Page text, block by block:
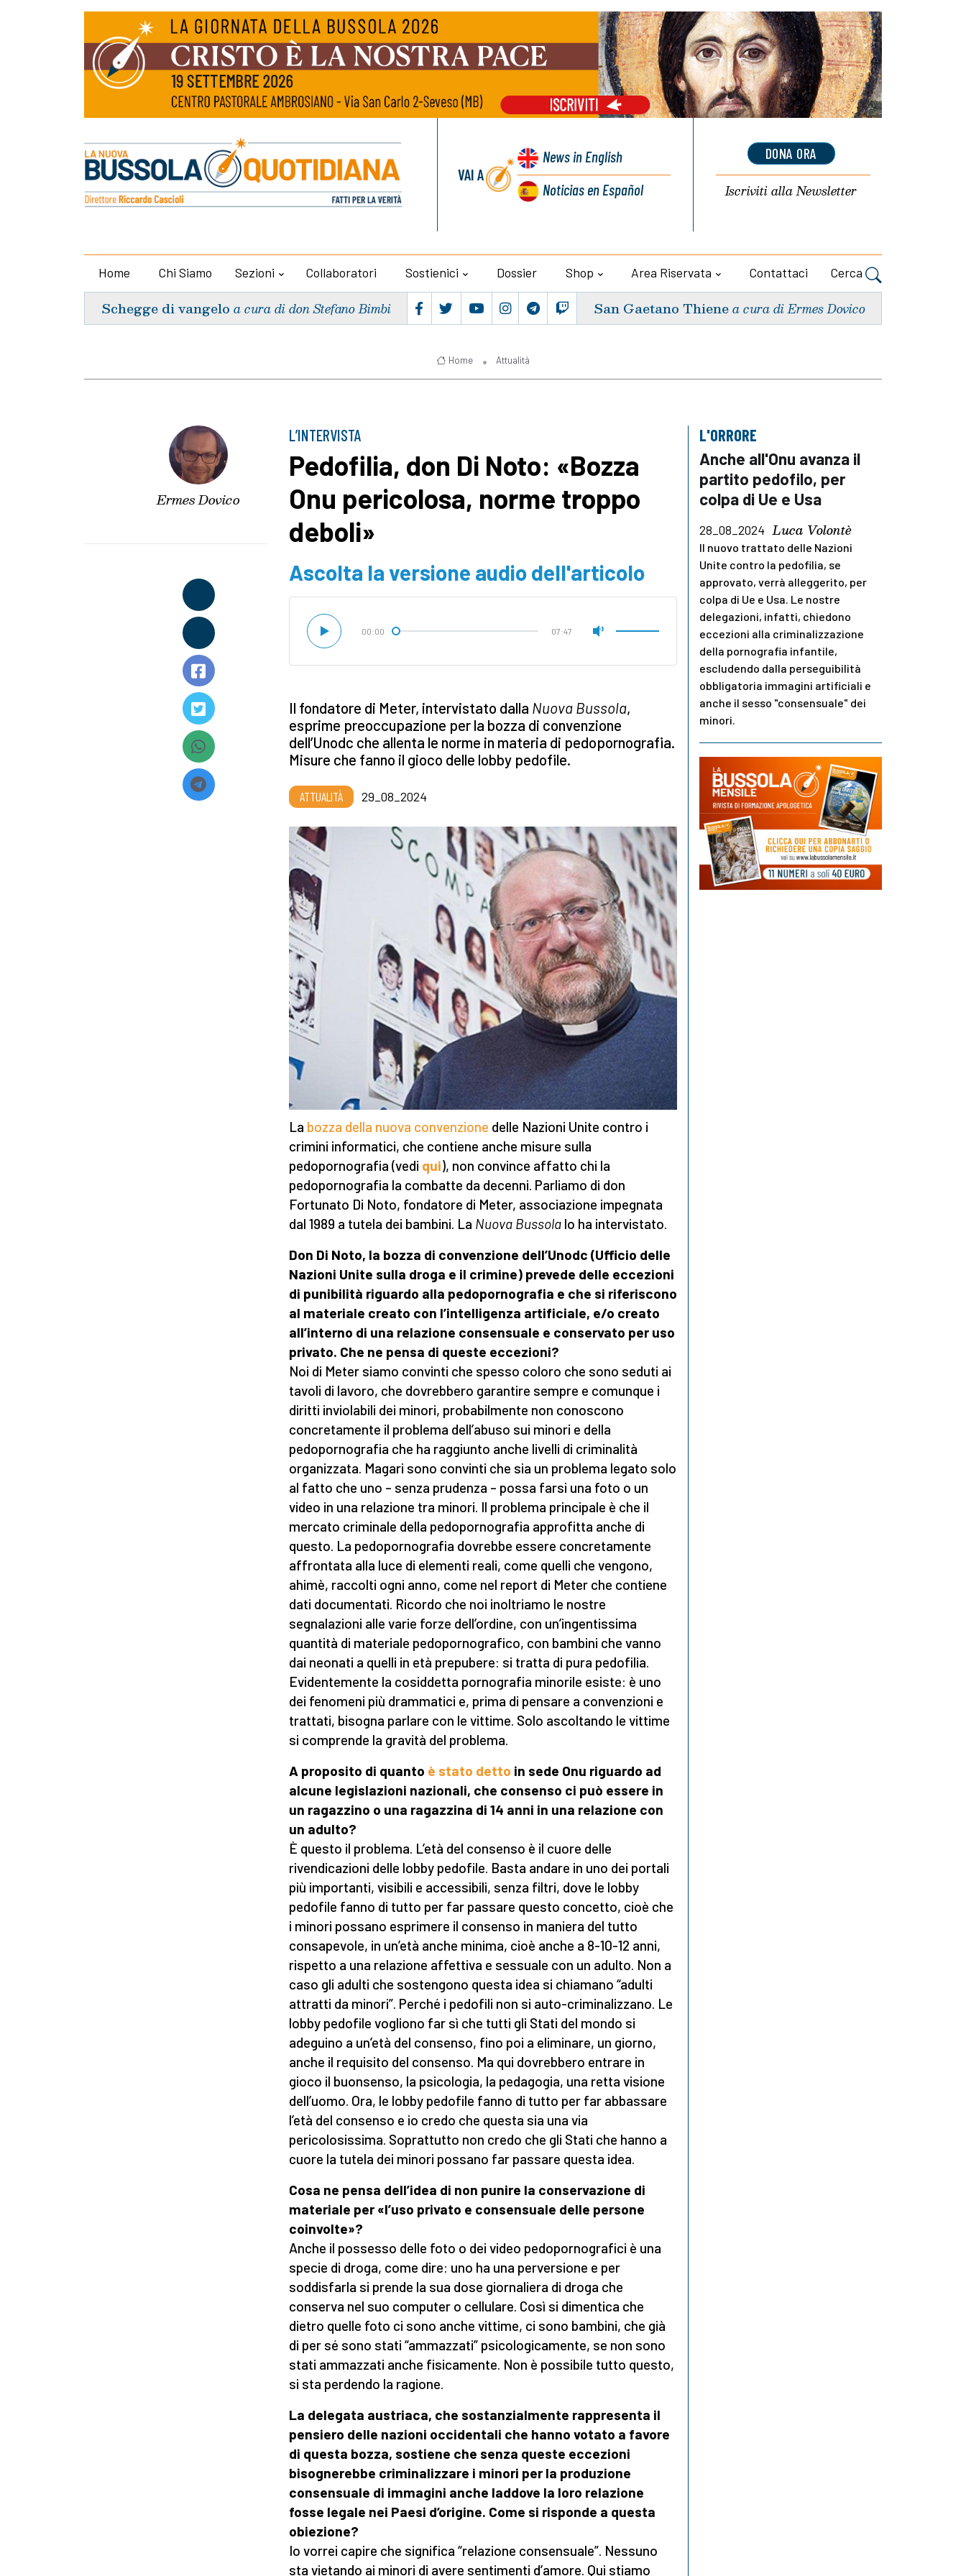
VAI A
Newsin English
Noticiasen Español
DONA ORA
Iscriviti allaNewsletter
Home Chi Siamo Sezioni Collaboratori Sostienici Dossier Shop Area Riservata Contattaci Cerca
Schegge di vangelo a cura di don Stefano Bimbi San Gaetano Thiene a cura di Ermes Dovico
Home Attualità
Ermes Dovico
L’INTERVISTA
Pedofilia, don Di Noto: «Bozza
Onu pericolosa, norme troppo
deboli»
Ascolta la versione audio dell'articolo
00:00 07:47
Il fondatore di Meter, intervistato dalla Nuova Bussola,
esprime preoccupazione per la bozza di convenzione
dell’Unodc che allenta le norme in materia di pedopornografia.
Misure che fanno il gioco delle lobby pedofile.
ATTUALITÀ 29_08_2024
La bozza della nuova convenzione delle Nazioni Unite contro i
crimini informatici, che contiene anche misure sulla
pedopornografia (vedi qui), non convince affatto chi la
pedopornografia la combatte da decenni. Parliamo di don
Fortunato Di Noto, fondatore di Meter, associazione impegnata
dal 1989 a tutela dei bambini. La Nuova Bussola lo ha intervistato.
Don Di Noto, la bozza di convenzione dell’Unodc (Ufficio delle
Nazioni Unite sulla droga e il crimine) prevede delle eccezioni
di punibilità riguardo alla pedopornografia e che si riferiscono
al materiale creato con l’intelligenza artificiale, e/o creato
all’interno di una relazione consensuale e conservato per uso
privato. Che ne pensa di queste eccezioni?
Noi di Meter siamo convinti che spesso coloro che sono seduti ai
tavoli di lavoro, che dovrebbero garantire sempre e comunque i
diritti inviolabili dei minori, probabilmente non conoscono
concretamente il problema dell’abuso sui minori e della
pedopornografia che ha raggiunto anche livelli di criminalità
organizzata. Magari sono convinti che sia un problema legato solo
al fatto che uno – senza prudenza – possa farsi una foto o un
video in una relazione tra minori. Il problema principale è che il
mercato criminale della pedopornografia approfitta anche di
questo. La pedopornografia dovrebbe essere concretamente
affrontata alla luce di elementi reali, come quelli che vengono,
ahimè, raccolti ogni anno, come nel report di Meter che contiene
dati documentati. Ricordo che noi inoltriamo le nostre
segnalazioni alle varie forze dell’ordine, con un’ingentissima
quantità di materiale pedopornografico, con bambini che vanno
dai neonati a quelli in età prepubere: si tratta di pura pedofilia.
Evidentemente la cosiddetta pornografia minorile esiste: è uno
dei fenomeni più drammatici e, prima di pensare a convenzioni e
trattati, bisogna parlare con le vittime. Solo ascoltando le vittime
si comprende la gravità del problema.
A proposito di quanto è stato detto in sede Onu riguardo ad
alcune legislazioni nazionali, che consenso ci può essere in
un ragazzino o una ragazzina di 14 anni in una relazione con
un adulto?
È questo il problema. L’età del consenso è il cuore delle
rivendicazioni delle lobby pedofile. Basta andare in uno dei portali
più importanti, visibili e accessibili, senza filtri, dove le lobby
pedofile fanno di tutto per far passare questo concetto, cioè che
i minori possano esprimere il consenso in maniera del tutto
consapevole, in un’età anche minima, cioè anche a 8-10-12 anni,
rispetto a una relazione affettiva e sessuale con un adulto. Non a
caso gli adulti che sostengono questa idea si chiamano “adulti
attratti da minori”. Perché i pedofili non si auto-criminalizzano. Le
lobby pedofile vogliono far sì che tutti gli Stati del mondo si
adeguino a un’età del consenso, fino poi a eliminare, un giorno,
anche il requisito del consenso. Ma qui dovrebbero entrare in
gioco il buonsenso, la psicologia, la pedagogia, una retta visione
dell’uomo. Ora, le lobby pedofile fanno di tutto per far abbassare
l’età del consenso e io credo che questa sia una via
pericolosissima. Soprattutto non credo che gli Stati che hanno a
cuore la tutela dei minori possano far passare questa idea.
Cosa ne pensa dell’idea di non punire la conservazione di
materiale per «l’uso privato e consensuale delle persone
coinvolte»?
Anche il possesso delle foto o dei video pedopornografici è una
specie di droga, come dire: uno ha una perversione e per
soddisfarla si prende la sua dose giornaliera di droga che
conserva nel suo computer o cellulare. Così si dimentica che
dietro quelle foto ci sono anche vittime, ci sono bambini, che già
di per sé sono stati “ammazzati” psicologicamente, se non sono
stati ammazzati anche fisicamente. Non è possibile tutto questo,
si sta perdendo la ragione.
La delegata austriaca, che sostanzialmente rappresenta il
pensiero delle nazioni occidentali che hanno votato a favore
di questa bozza, sostiene che senza queste eccezioni
bisognerebbe criminalizzare i minori per la produzione
consensuale di immagini anche laddove la loro relazione
fosse legale nei Paesi d’origine. Come si risponde a questa
obiezione?
Io vorrei capire che significa “relazione consensuale”. Nessuno
sta vietando ai minori di avere sentimenti d’amore. Qui stiamo
L'ORRORE
Anche all'Onu avanza il
partito pedofilo, per
colpa di Ue e Usa
28_08_2024 Luca Volontè
Il nuovo trattato delle Nazioni
Unite contro la pedofilia, se
approvato, verrà alleggerito, per
colpa di Ue e Usa. Le nostre
delegazioni, infatti, chiedono
eccezioni alla criminalizzazione
della pornografia infantile,
escludendo dalla perseguibilità
obbligatoria immagini artificiali e
anche il sesso "consensuale" dei
minori.